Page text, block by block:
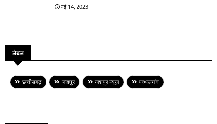
मई 14, 2023
लेबल
छत्तीसगढ़ जशपुर जशपुर न्यूज़ पत्थलगांव